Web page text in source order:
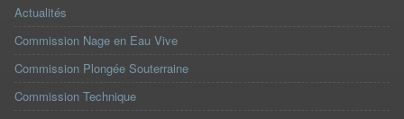
Actualités
Commission Nage en Eau Vive
Commission Plongée Souterraine
Commission Technique